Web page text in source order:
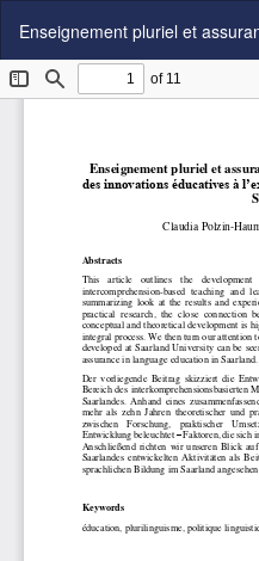
Artikeldetails
zurückkehren